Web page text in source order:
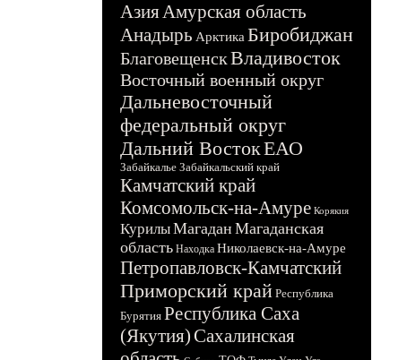
АзияАмурская область
Анадырь Арктика Биробиджан
БлаговещенскВладивосток
Восточный военный округ
Дальневосточный
федеральный округ
Дальний ВостокЕАО
Забайкалье Забайкальский край
Камчатский край
Комсомольск-на-Амуре Корякия
КурилыМагадан Магаданская
область Находка Николаевск-на-Амуре
Петропавловск-Камчатский
Приморский край Республика
Бурятия Республика Саха
(Якутия)Сахалинская